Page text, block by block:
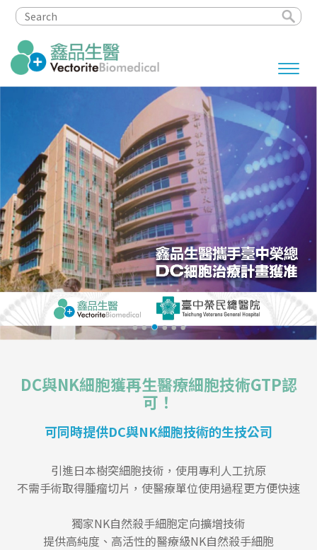
DC與NK細胞獲再生醫療細胞技術GTP認
可！
可同時提供DC與NK細胞技術的生技公司
引進日本樹突細胞技術，使用專利人工抗原
不需手術取得腫瘤切片，使醫療單位使用過程更方便快速
獨家NK自然殺手細胞定向擴增技術
提供高純度、高活性的醫療級NK自然殺手細胞